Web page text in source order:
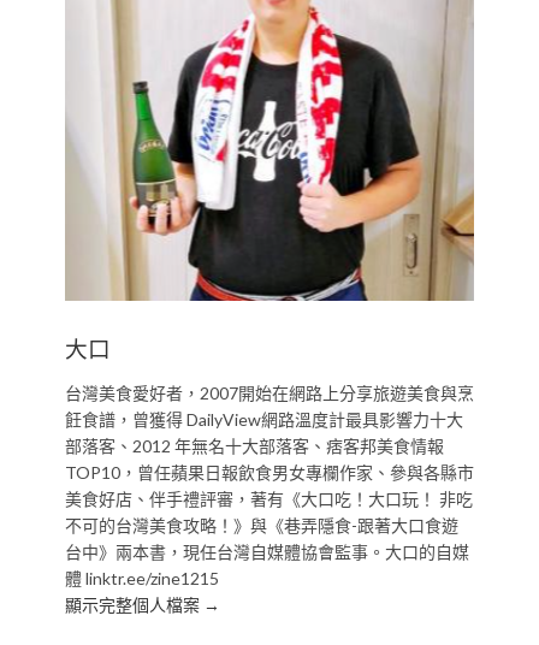
大口
台灣美食愛好者，2007開始在網路上分享旅遊美食與烹
飪食譜，曾獲得 DailyView網路溫度計最具影響力十大
部落客、2012 年無名十大部落客、痞客邦美食情報
TOP10，曾任蘋果日報飲食男女專欄作家、參與各縣市
美食好店、伴手禮評審，著有《大口吃！大口玩！ 非吃
不可的台灣美食攻略！》與《巷弄隱食-跟著大口食遊
台中》兩本書，現任台灣自媒體協會監事。大口的自媒
體 linktr.ee/zine1215
顯示完整個人檔案 →